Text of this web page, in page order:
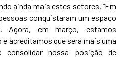
ainda mais estes setores. “Em
conquistaram um espaço
Agora, em março, estamos
acreditamos que será mais uma
consolidar nossa posição de